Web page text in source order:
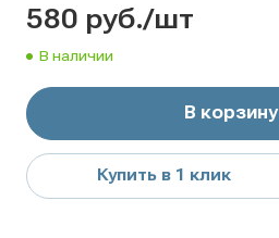
580 руб./шт
В наличии
В корзину
Купить в 1 клик